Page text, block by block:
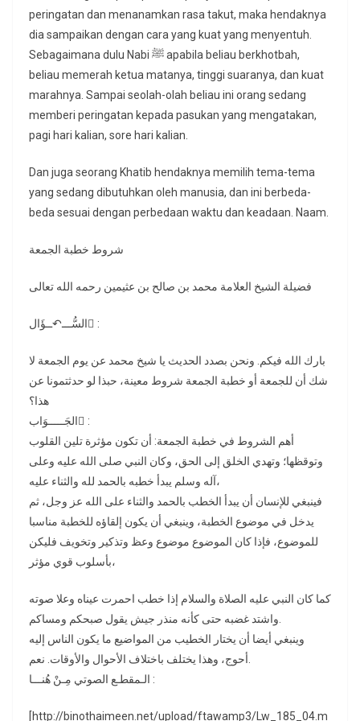
peringatan dan menanamkan rasa takut, maka hendaknya
dia sampaikan dengan cara yang kuat yang menyentuh.
Sebagaimana dulu Nabi ﷺ apabila beliau berkhotbah,
beliau memerah ketua matanya, tinggi suaranya, dan kuat
marahnya. Sampai seolah-olah beliau ini orang sedang
memberi peringatan kepada pasukan yang mengatakan,
pagi hari kalian, sore hari kalian.
Dan juga seorang Khatib hendaknya memilih tema-tema
yang sedang dibutuhkan oleh manusia, dan ini berbeda-
beda sesuai dengan perbedaan waktu dan keadaan. Naam.
شروط خطبة الجمعة
فضيلة الشيخ العلامة محمد بن صالح بن عثيمين رحمه الله تعالى
السُّـــ↶ــؤَال ُ:
بارك الله فيكم. ونحن بصدد الحديث يا شيخ محمد عن يوم الجمعة لا
شك أن للجمعة أو خطبة الجمعة شروط معينة، حبذا لو حدثتمونا عن
هذا؟
الجَـــــوَاب ُ:
أهم الشروط في خطبة الجمعة: أن تكون مؤثرة تلين القلوب
وتوقظها؛ وتهدي الخلق إلى الحق، وكان النبي صلى الله عليه وعلى
آله وسلم يبدأ خطبه بالحمد لله والثناء عليه،
فينبغي للإنسان أن يبدأ الخطب بالحمد والثناء على الله عز وجل، ثم
يدخل في موضوع الخطبة، وينبغي أن يكون إلقاؤه للخطبة مناسبا
للموضوع، فإذا كان الموضوع موضوع وعظ وتذكير وتخويف فليكن
بأسلوب قوي مؤثر،
كما كان النبي عليه الصلاة والسلام إذا خطب احمرت عيناه وعلا صوته
واشتد غضبه حتى كأنه منذر جيش يقول صبحكم ومساكم.
وينبغي أيضا أن يختار الخطيب من المواضيع ما يكون الناس إليه
أحوج، وهذا يختلف باختلاف الأحوال والأوقات. نعم.
الـمقطـع الصوتي مِـنْ هُنـــا :
[http://binothaimeen.net/upload/ftawamp3/Lw_185_04.m